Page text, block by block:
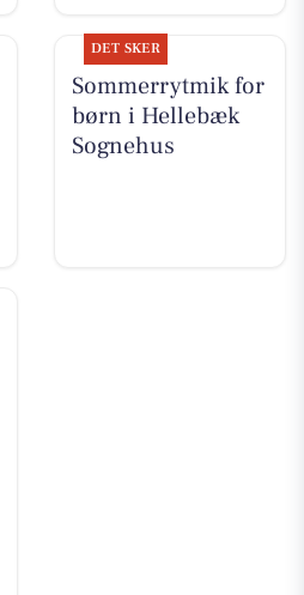
DET SKER
Sommerrytmik for
børn i Hellebæk
Sognehus